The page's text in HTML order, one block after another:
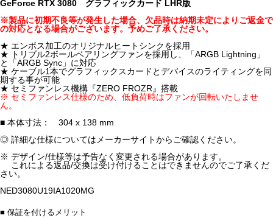
GeForce RTX 3080 グラフィックカード LHR版
※製品に初期不良等が発生した場合、欠品時は納期未定によりご返金で
の対応となる場合がございます。予めご了承ください。
★ エンボス加工のオリジナルヒートシンクを採用
★ トリプル2ボールベアリングファンを採用し、「ARGB Lightning」
と「ARGB Sync」に対応
★ ケーブル1本でグラフィックスカードとデバイスのライティングを同
期する事が可能
★ セミファンレス機構『ZERO FROZR』搭載
※ セミファンレス仕様のため、低負荷時はファンが回転いたしませ
ん。
■ 本体寸法： 304 x 138 mm
◎ 詳細な仕様についてはメーカーサイトからご確認ください。
※ デザイン/仕様等は予告なく変更される場合があります。
これによる返品/交換は受け付けることはできませんのでご了承くだ
さい。
NED3080U19IA1020MG
■ 保証を付けるメリット